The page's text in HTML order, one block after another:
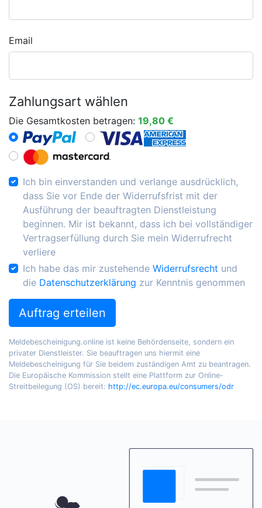
Email
Zahlungsart wählen
Die Gesamtkosten betragen: 19,80 €
Ich bin einverstanden und verlange ausdrücklich,
dass Sie vor Ende der Widerrufsfrist mit der
Ausführung der beauftragten Dienstleistung
beginnen. Mir ist bekannt, dass ich bei vollständiger
Vertragserfüllung durch Sie mein Widerrufrecht
verliere
Ich habe das mir zustehende Widerrufsrecht und
die Datenschutzerklärung zur Kenntnis genommen
Auftrag erteilen
Meldebescheinigung.online ist keine Behördenseite, sondern ein
privater Dienstleister. Sie beauftragen uns hiermit eine
Meldebescheinigung für Sie beidem zuständigen Amt zu beantragen.
Die Europäische Kommission stellt eine Plattform zur Online-
Streitbeilegung (OS) bereit: http://ec.europa.eu/consumers/odr